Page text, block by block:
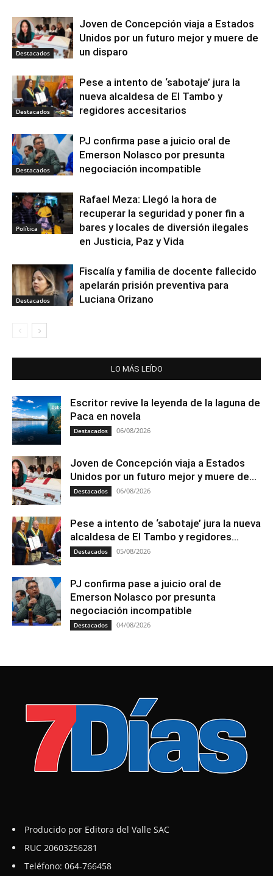
Destacados
Joven de Concepción viaja a Estados
Unidos por un futuro mejor y muere de
un disparo
Destacados
Pese a intento de ‘sabotaje’ jura la
nueva alcaldesa de El Tambo y
regidores accesitarios
Destacados
PJ confirma pase a juicio oral de
Emerson Nolasco por presunta
negociación incompatible
Política
Rafael Meza: Llegó la hora de
recuperar la seguridad y poner fin a
bares y locales de diversión ilegales
en Justicia, Paz y Vida
Destacados
Fiscalía y familia de docente fallecido
apelarán prisión preventiva para
Luciana Orizano
LO MÁS LEÍDO
Escritor revive la leyenda de la laguna de
Paca en novela
Destacados 06/08/2026
Joven de Concepción viaja a Estados
Unidos por un futuro mejor y muere de...
Destacados 06/08/2026
Pese a intento de ‘sabotaje’ jura la nueva
alcaldesa de El Tambo y regidores...
Destacados 05/08/2026
PJ confirma pase a juicio oral de
Emerson Nolasco por presunta
negociación incompatible
Destacados 04/08/2026
Producido por Editora del Valle SAC
RUC 20603256281
Teléfono: 064-766458